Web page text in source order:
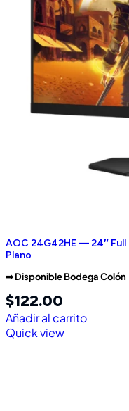
AOC 24G42HE — 24″
Plano
➡︎ Disponible Bodega Colón
$122.00
Añadir al carrito
Quick view